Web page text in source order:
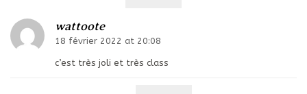
wattoote
18 février 2022 at 20:08
c’est très joli et très class